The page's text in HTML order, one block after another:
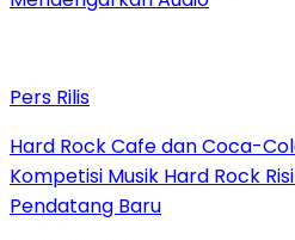
Pers Rilis
Hard Rock Cafe dan Coca-
Kompetisi Musik Hard Rock
Pendatang Baru